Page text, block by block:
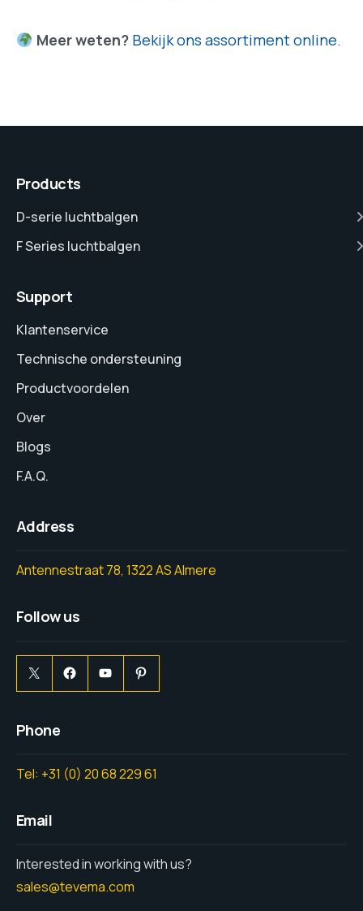
Meer weten? Bekijk ons assortiment online.
Products
D-serie luchtbalgen
F Series luchtbalgen
Support
Klantenservice
Technische ondersteuning
Productvoordelen
Over
Blogs
F.A.Q.
Address
Antennestraat 78, 1322 AS Almere
Follow us
Phone
Tel: +31 (0) 20 68 229 61
Email
Interested in working with us?
sales@tevema.com